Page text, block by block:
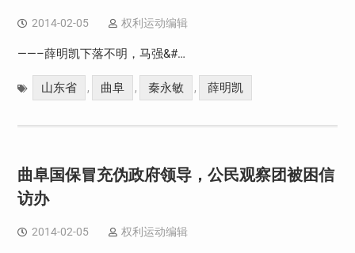
2014-02-05 权利运动编辑
——–薛明凯下落不明，马强&#…
山东省 , 曲阜 , 秦永敏 , 薛明凯
曲阜国保冒充伪政府领导，公民观察团被困信
访办
2014-02-05 权利运动编辑